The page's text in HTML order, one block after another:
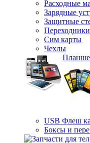
Расходные
Зарядные
Защитные
Переходники
Сим карты
Чехлы
USB Флеш
Боксы и